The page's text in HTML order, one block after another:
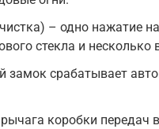
– одно нажатие
стекла и несколько
замок срабатывает
коробки передач